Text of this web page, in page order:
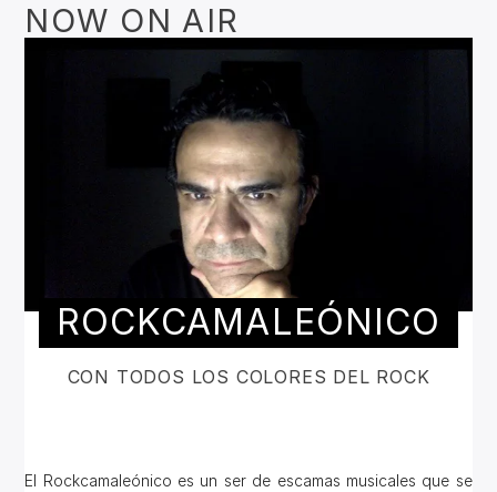
NOW ON AIR
ROCKCAMALEÓNICO
CON TODOS LOS COLORES DEL ROCK
El Rockcamaleónico es un ser de escamas musicales que se